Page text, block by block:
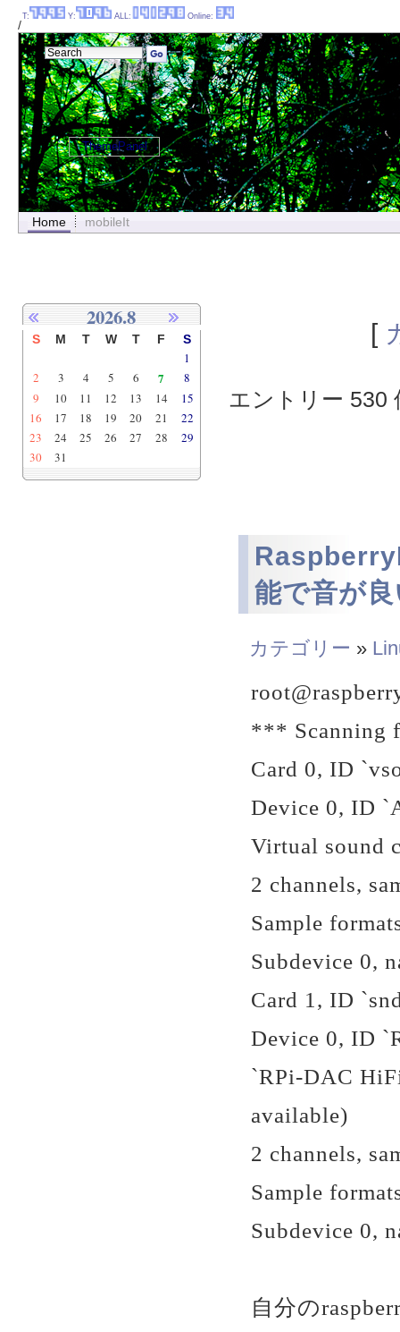
/
Home mobileIt
[
エントリー 530
能で音が
カテゴリー »
*** Scanning
Card 0, ID
Device 0, ID
Virtual sound
2 channels,
Sample
Subdevice 0,
Card 1, ID
Device 0, ID
`RPi-DAC
available)
2 channels,
Sample
Subdevice 0,
自分の
2026.8
S M T W T F S
1
2
3 4 5 6 7
8
9
10 11 12 13 14
15
16
17 18 19 20 21
22
23
24 25 26 27 28
29
30
31
T: Y: ALL: Online:
ThemePanel